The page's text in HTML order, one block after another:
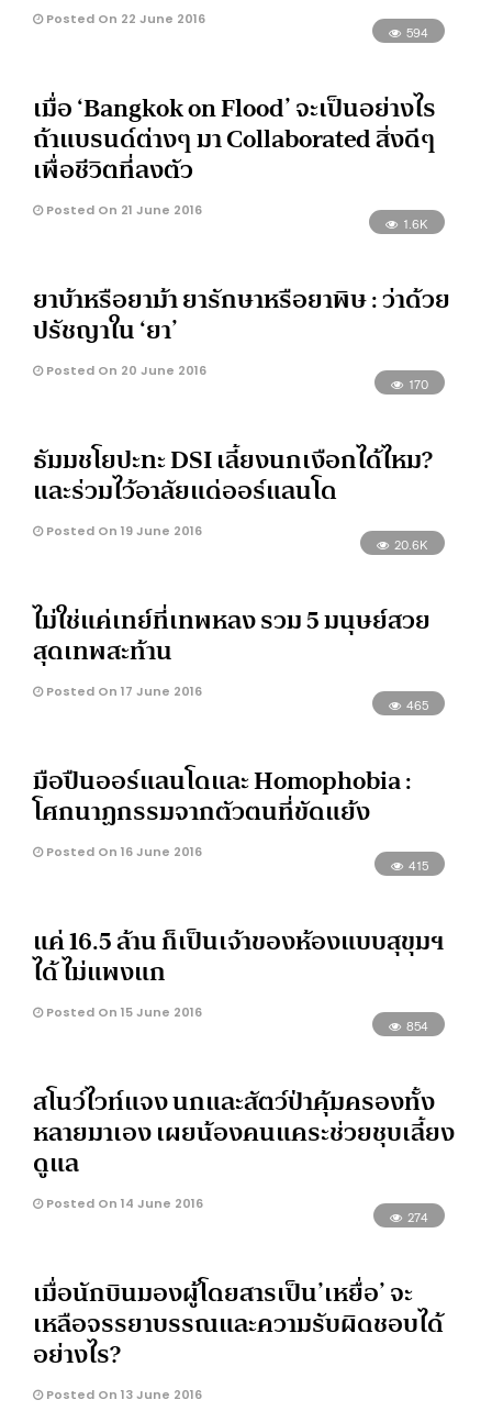
Posted On 22 June 2016
594
เมื่อ ‘Bangkok on Flood’ จะเป็นอย่างไร
ถ้าแบรนด์ต่างๆ มา Collaborated สิ่งดีๆ
เพื่อชีวิตที่ลงตัว
Posted On 21 June 2016
1.6K
ยาบ้าหรือยาม้า ยารักษาหรือยาพิษ : ว่าด้วย
ปรัชญาใน ‘ยา’
Posted On 20 June 2016
170
ธัมมชโยปะทะ DSI เลี้ยงนกเงือกได้ไหม?
และร่วมไว้อาลัยแด่ออร์แลนโด
Posted On 19 June 2016
20.6K
ไม่ใช่แค่เทย์ที่เทพหลง รวม 5 มนุษย์สวย
สุดเทพสะท้าน
Posted On 17 June 2016
465
มือปืนออร์แลนโดและ Homophobia :
โศกนาฏกรรมจากตัวตนที่ขัดแย้ง
Posted On 16 June 2016
415
แค่ 16.5 ล้าน ก็เป็นเจ้าของห้องแบบสุขุมฯ
ได้ ไม่แพงแก
Posted On 15 June 2016
854
สโนว์ไวท์แจง นกและสัตว์ป่าคุ้มครองทั้ง
หลายมาเอง เผยน้องคนแคระช่วยชุบเลี้ยง
ดูแล
Posted On 14 June 2016
274
เมื่อนักบินมองผู้โดยสารเป็น’เหยื่อ’ จะ
เหลือจรรยาบรรณและความรับผิดชอบได้
อย่างไร?
Posted On 13 June 2016